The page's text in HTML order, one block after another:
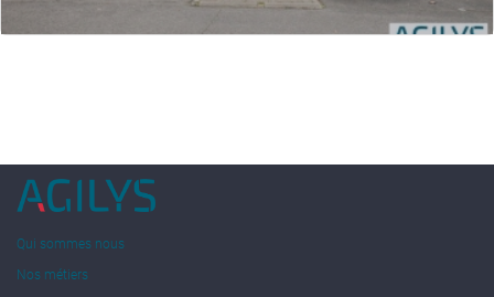
Qui sommes nous
Nos métiers